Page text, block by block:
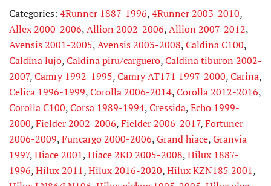
DE
RADIADOR
16401-
72090
quantity
Categories: 4Runner 1887-1996,4Runner 2003-2010,
Allex 2000-2006,Allion 2002-2006,Allion 2007-2012,
Avensis 2001-2005,Avensis 2003-2008,Caldina C100,
Caldina lujo,Caldina piru/carguero,Caldina tiburon 2002-
2007,Camry 1992-1995,Camry AT171 1997-2000,Carina,
Celica 1996-1999,Corolla 2006-2014,Corolla 2012-2016,
Corolla C100,Corsa 1989-1994,Cressida,Echo 1999-
2000,Fielder 2002-2006,Fielder 2006-2017,Fortuner
2006-2009,Funcargo 2000-2006,Grand hiace,Granvia
1997,Hiace 2001,Hiace 2KD 2005-2008,Hilux 1887-
1996,Hilux 2011,Hilux 2016-2020,Hilux KZN185 2001,